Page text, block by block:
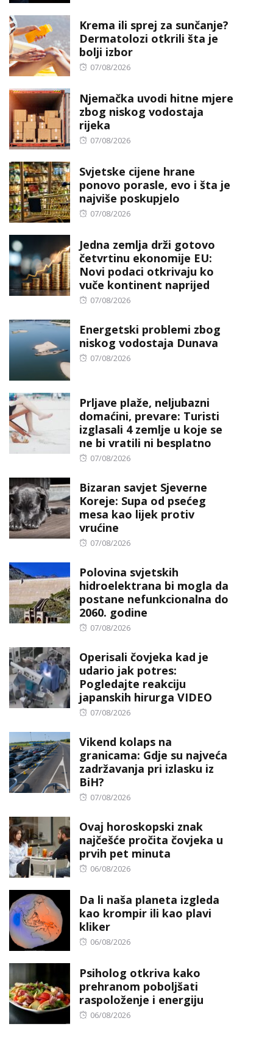
Krema ili sprej za sunčanje?
Dermatolozi otkrili šta je
bolji izbor
Posted
07/08/2026
Njemačka uvodi hitne mjere
zbog niskog vodostaja
rijeka
Posted
07/08/2026
Svjetske cijene hrane
ponovo porasle, evo i šta je
najviše poskupjelo
Posted
07/08/2026
Jedna zemlja drži gotovo
četvrtinu ekonomije EU:
Novi podaci otkrivaju ko
vuče kontinent naprijed
Posted
07/08/2026
Energetski problemi zbog
niskog vodostaja Dunava
Posted
07/08/2026
Prljave plaže, neljubazni
domaćini, prevare: Turisti
izglasali 4 zemlje u koje se
ne bi vratili ni besplatno
Posted
07/08/2026
Bizaran savjet Sjeverne
Koreje: Supa od psećeg
mesa kao lijek protiv
vrućine
Posted
07/08/2026
Polovina svjetskih
hidroelektrana bi mogla da
postane nefunkcionalna do
2060. godine
Posted
07/08/2026
Operisali čovjeka kad je
udario jak potres:
Pogledajte reakciju
japanskih hirurga VIDEO
Posted
07/08/2026
Vikend kolaps na
granicama: Gdje su najveća
zadržavanja pri izlasku iz
BiH?
Posted
07/08/2026
Ovaj horoskopski znak
najčešće pročita čovjeka u
prvih pet minuta
Posted
06/08/2026
Da li naša planeta izgleda
kao krompir ili kao plavi
kliker
Posted
06/08/2026
Psiholog otkriva kako
prehranom poboljšati
raspoloženje i energiju
Posted
06/08/2026